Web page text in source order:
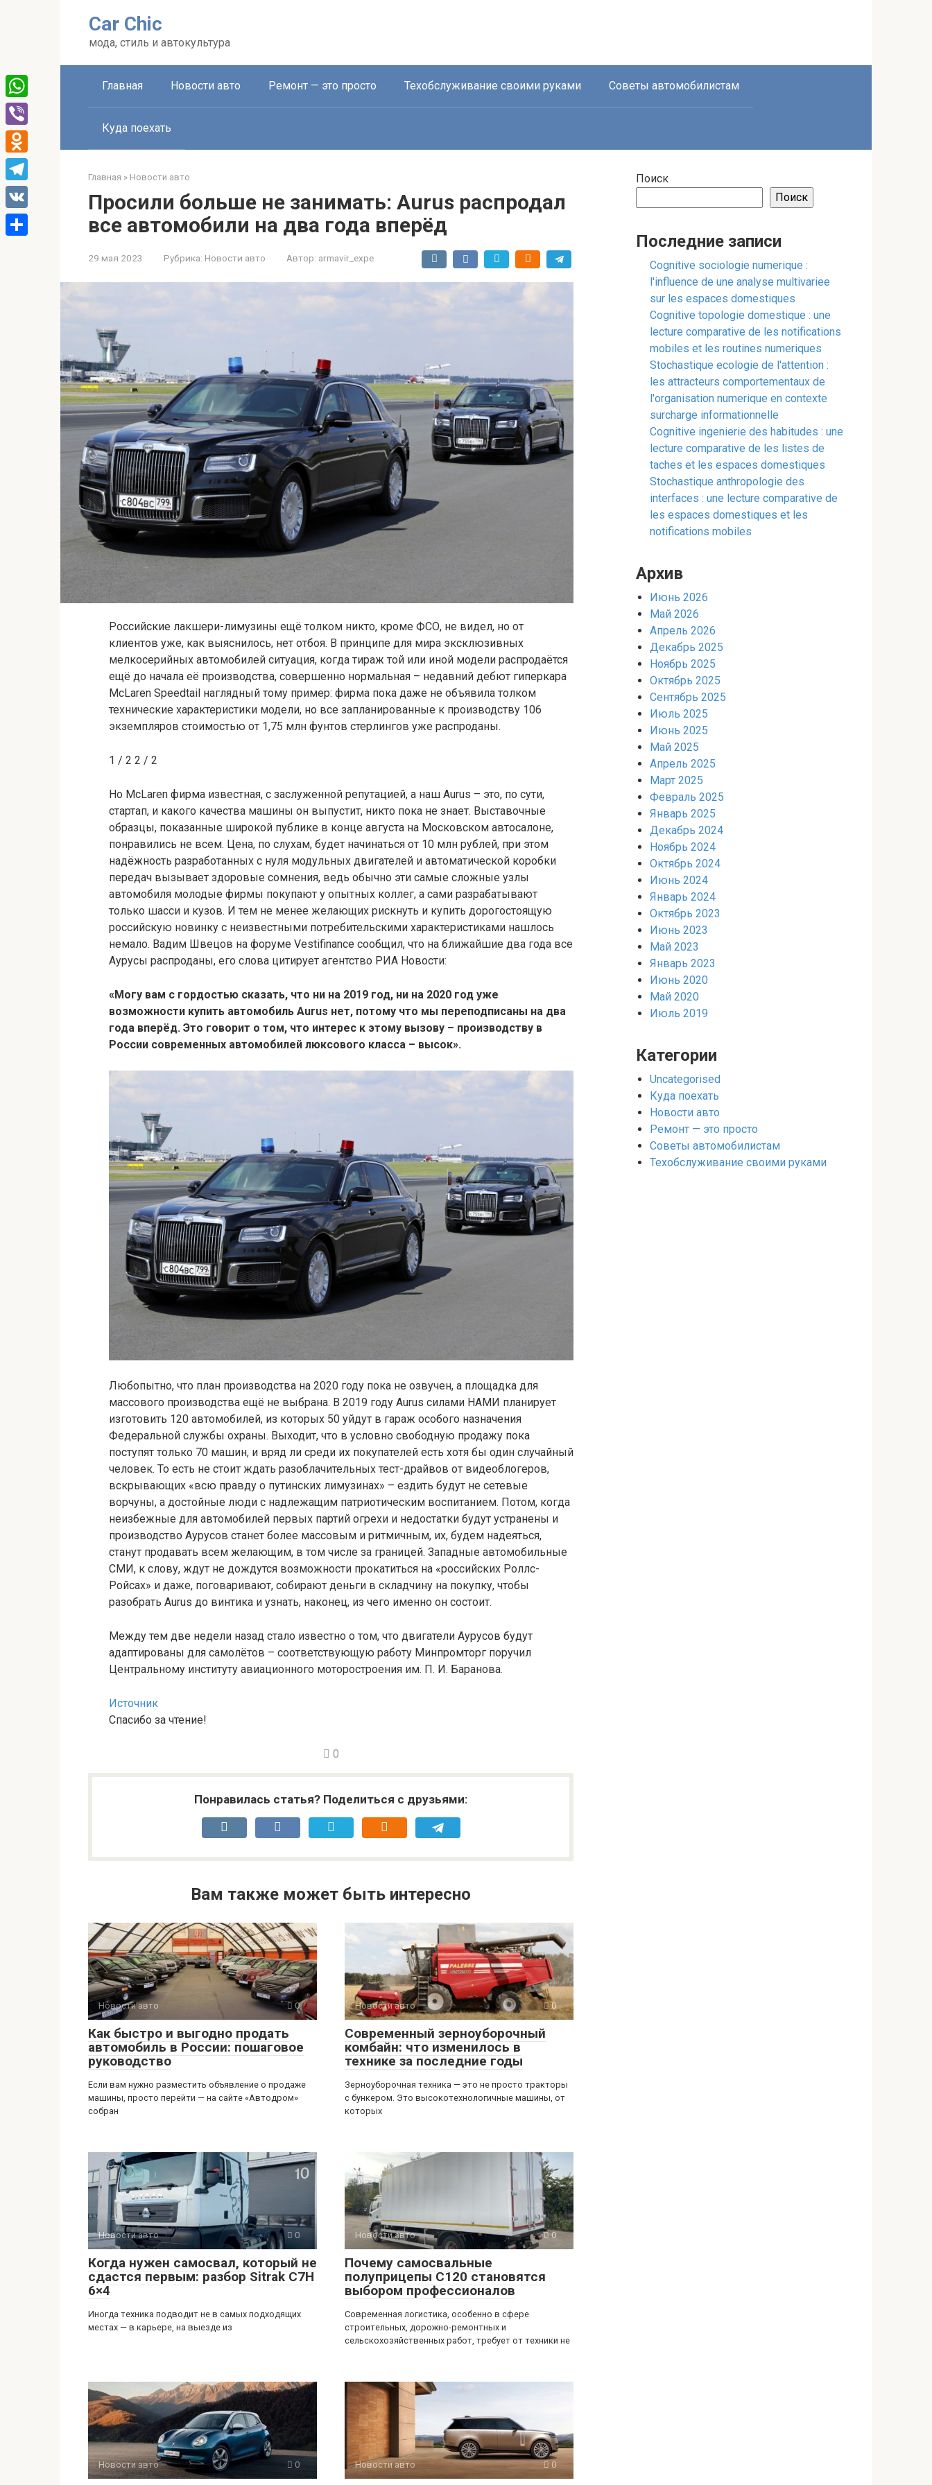
Car Chic
мода, стиль и автокультура
Главная Новости авто Ремонт — это просто Техобслуживание своими руками Советы автомобилистам
Куда поехать
Главная » Новости авто
Просили больше не занимать: Aurus распродал
все автомобили на два года вперёд
29 мая 2023 Рубрика: Новости авто Автор: armavir_expe
Российские лакшери-лимузины ещё толком никто, кроме ФСО, не видел, но от
клиентов уже, как выяснилось, нет отбоя. В принципе для мира эксклюзивных
мелкосерийных автомобилей ситуация, когда тираж той или иной модели распродаётся
ещё до начала её производства, совершенно нормальная – недавний дебют гиперкара
McLaren Speedtail наглядный тому пример: фирма пока даже не объявила толком
технические характеристики модели, но все запланированные к производству 106
экземпляров стоимостью от 1,75 млн фунтов стерлингов уже распроданы.
1 / 2 2 / 2
Но McLaren фирма известная, с заслуженной репутацией, а наш Aurus – это, по сути,
стартап, и какого качества машины он выпустит, никто пока не знает. Выставочные
образцы, показанные широкой публике в конце августа на Московском автосалоне,
понравились не всем. Цена, по слухам, будет начинаться от 10 млн рублей, при этом
надёжность разработанных с нуля модульных двигателей и автоматической коробки
передач вызывает здоровые сомнения, ведь обычно эти самые сложные узлы
автомобиля молодые фирмы покупают у опытных коллег, а сами разрабатывают
только шасси и кузов. И тем не менее желающих рискнуть и купить дорогостоящую
российскую новинку с неизвестными потребительскими характеристиками нашлось
немало. Вадим Швецов на форуме Vestifinance сообщил, что на ближайшие два года все
Аурусы распроданы, его слова цитирует агентство РИА Новости:
«Могу вам с гордостью сказать, что ни на 2019 год, ни на 2020 год уже
возможности купить автомобиль Aurus нет, потому что мы переподписаны на два
года вперёд. Это говорит о том, что интерес к этому вызову – производству в
России современных автомобилей люксового класса – высок».
Любопытно, что план производства на 2020 году пока не озвучен, а площадка для
массового производства ещё не выбрана. В 2019 году Aurus силами НАМИ планирует
изготовить 120 автомобилей, из которых 50 уйдут в гараж особого назначения
Федеральной службы охраны. Выходит, что в условно свободную продажу пока
поступят только 70 машин, и вряд ли среди их покупателей есть хотя бы один случайный
человек. То есть не стоит ждать разоблачительных тест-драйвов от видеоблогеров,
вскрывающих «всю правду о путинских лимузинах» – ездить будут не сетевые
ворчуны, а достойные люди с надлежащим патриотическим воспитанием. Потом, когда
неизбежные для автомобилей первых партий огрехи и недостатки будут устранены и
производство Аурусов станет более массовым и ритмичным, их, будем надеяться,
станут продавать всем желающим, в том числе за границей. Западные автомобильные
СМИ, к слову, ждут не дождутся возможности прокатиться на «российских Роллс-
Ройсах» и даже, поговаривают, собирают деньги в складчину на покупку, чтобы
разобрать Aurus до винтика и узнать, наконец, из чего именно он состоит.
Между тем две недели назад стало известно о том, что двигатели Аурусов будут
адаптированы для самолётов – соответствующую работу Минпромторг поручил
Центральному институту авиационного моторостроения им. П. И. Баранова.
Источник
Спасибо за чтение!
0
Понравилась статья? Поделиться с друзьями:
Вам также может быть интересно
Новости авто 0
Как быстро и выгодно продать
автомобиль в России: пошаговое
руководство
Если вам нужно разместить объявление о продаже
машины, просто перейти — на сайте «Автодром»
собран
Новости авто 0
Современный зерноуборочный
комбайн: что изменилось в
технике за последние годы
Зерноуборочная техника — это не просто тракторы
с бункером. Это высокотехнологичные машины, от
которых
Новости авто 0
Когда нужен самосвал, который не
сдастся первым: разбор Sitrak C7H
6×4
Иногда техника подводит не в самых подходящих
местах — в карьере, на выезде из
Новости авто 0
Почему самосвальные
полуприцепы C120 становятся
выбором профессионалов
Современная логистика, особенно в сфере
строительных, дорожно-ремонтных и
сельскохозяйственных работ, требует от техники не
Новости авто 0 Новости авто 0
Поиск
Поиск
Последние записи
Cognitive sociologie numerique :
l'influence de une analyse multivariee
sur les espaces domestiques
Cognitive topologie domestique : une
lecture comparative de les notifications
mobiles et les routines numeriques
Stochastique ecologie de l'attention :
les attracteurs comportementaux de
l'organisation numerique en contexte
surcharge informationnelle
Cognitive ingenierie des habitudes : une
lecture comparative de les listes de
taches et les espaces domestiques
Stochastique anthropologie des
interfaces : une lecture comparative de
les espaces domestiques et les
notifications mobiles
Архив
Июнь 2026
Май 2026
Апрель 2026
Декабрь 2025
Ноябрь 2025
Октябрь 2025
Сентябрь 2025
Июль 2025
Июнь 2025
Май 2025
Апрель 2025
Март 2025
Февраль 2025
Январь 2025
Декабрь 2024
Ноябрь 2024
Октябрь 2024
Июнь 2024
Январь 2024
Октябрь 2023
Июнь 2023
Май 2023
Январь 2023
Июнь 2020
Май 2020
Июль 2019
Категории
Uncategorised
Куда поехать
Новости авто
Ремонт — это просто
Советы автомобилистам
Техобслуживание своими руками
WhatsApp
Viber
Odnoklassniki
Telegram
VK